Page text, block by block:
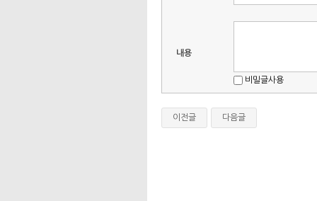
내용
비밀글사용
이전글 다음글